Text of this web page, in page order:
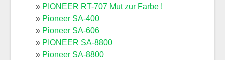
PIONEER RT-707 Mut zur Farbe !
Pioneer SA-400
Pioneer SA-606
PIONEER SA-8800
Pioneer SA-8800